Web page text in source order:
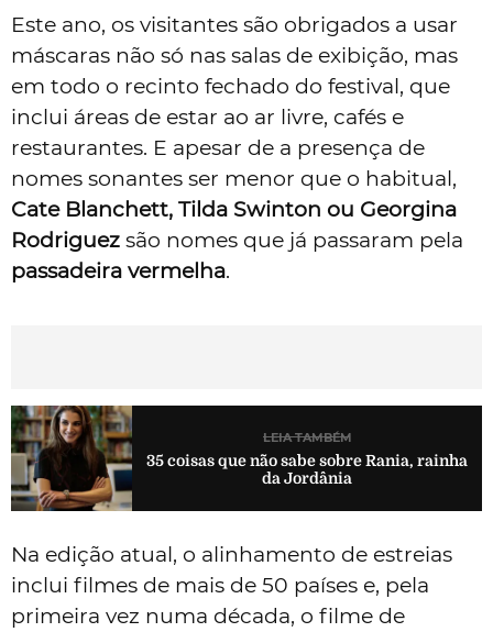
Este ano, os visitantes são obrigados a usar
máscaras não só nas salas de exibição, mas
em todo o recinto fechado do festival, que
inclui áreas de estar ao ar livre, cafés e
restaurantes. E apesar de a presença de
nomes sonantes ser menor que o habitual,
Cate Blanchett, Tilda Swinton ou Georgina
Rodriguez são nomes que já passaram pela
passadeira vermelha.
LEIA TAMBÉM
35 coisas que não sabe sobre Rania, rainha
da Jordânia
Na edição atual, o alinhamento de estreias
inclui filmes de mais de 50 países e, pela
primeira vez numa década, o filme de